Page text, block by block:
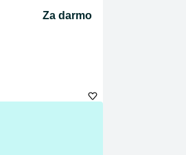
Za darmo